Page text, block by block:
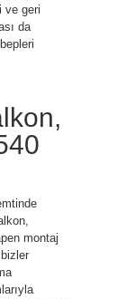
ve geri
da
montaj